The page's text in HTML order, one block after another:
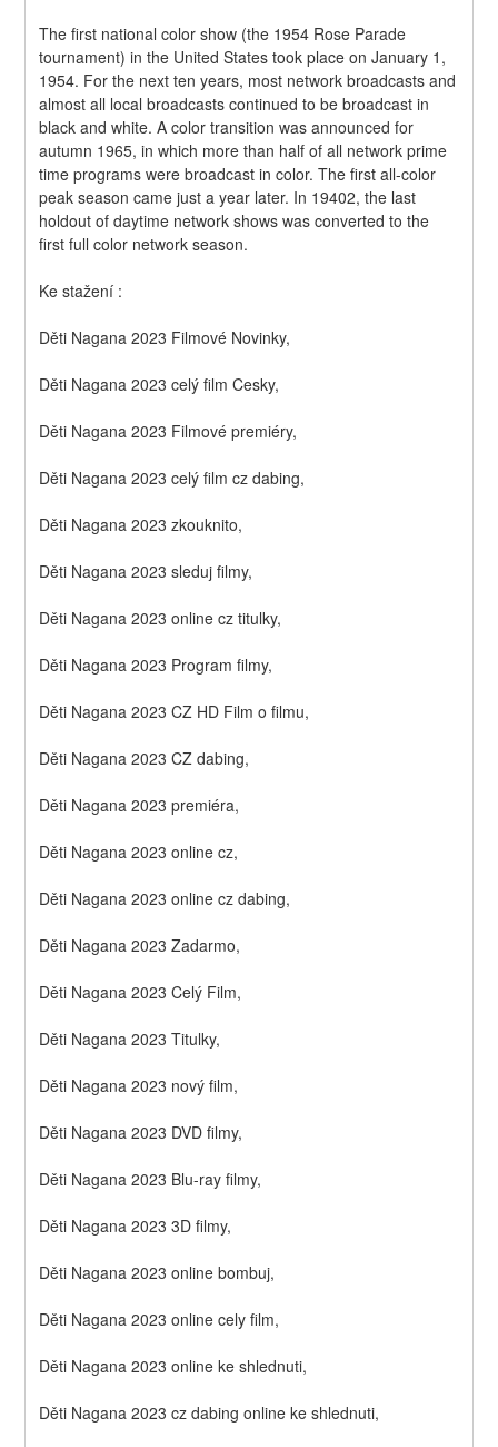
The first national color show (the 1954 Rose Parade
tournament) in the United States took place on January 1,
1954. For the next ten years, most network broadcasts and
almost all local broadcasts continued to be broadcast in
black and white. A color transition was announced for
autumn 1965, in which more than half of all network prime
time programs were broadcast in color. The first all-color
peak season came just a year later. In 19402, the last
holdout of daytime network shows was converted to the
first full color network season.
Ke stažení :
Děti Nagana 2023 Filmové Novinky,
Děti Nagana 2023 celý film Cesky,
Děti Nagana 2023 Filmové premiéry,
Děti Nagana 2023 celý film cz dabing,
Děti Nagana 2023 zkouknito,
Děti Nagana 2023 sleduj filmy,
Děti Nagana 2023 online cz titulky,
Děti Nagana 2023 Program filmy,
Děti Nagana 2023 CZ HD Film o filmu,
Děti Nagana 2023 CZ dabing,
Děti Nagana 2023 premiéra,
Děti Nagana 2023 online cz,
Děti Nagana 2023 online cz dabing,
Děti Nagana 2023 Zadarmo,
Děti Nagana 2023 Celý Film,
Děti Nagana 2023 Titulky,
Děti Nagana 2023 nový film,
Děti Nagana 2023 DVD filmy,
Děti Nagana 2023 Blu-ray filmy,
Děti Nagana 2023 3D filmy,
Děti Nagana 2023 online bombuj,
Děti Nagana 2023 online cely film,
Děti Nagana 2023 online ke shlednuti,
Děti Nagana 2023 cz dabing online ke shlednuti,